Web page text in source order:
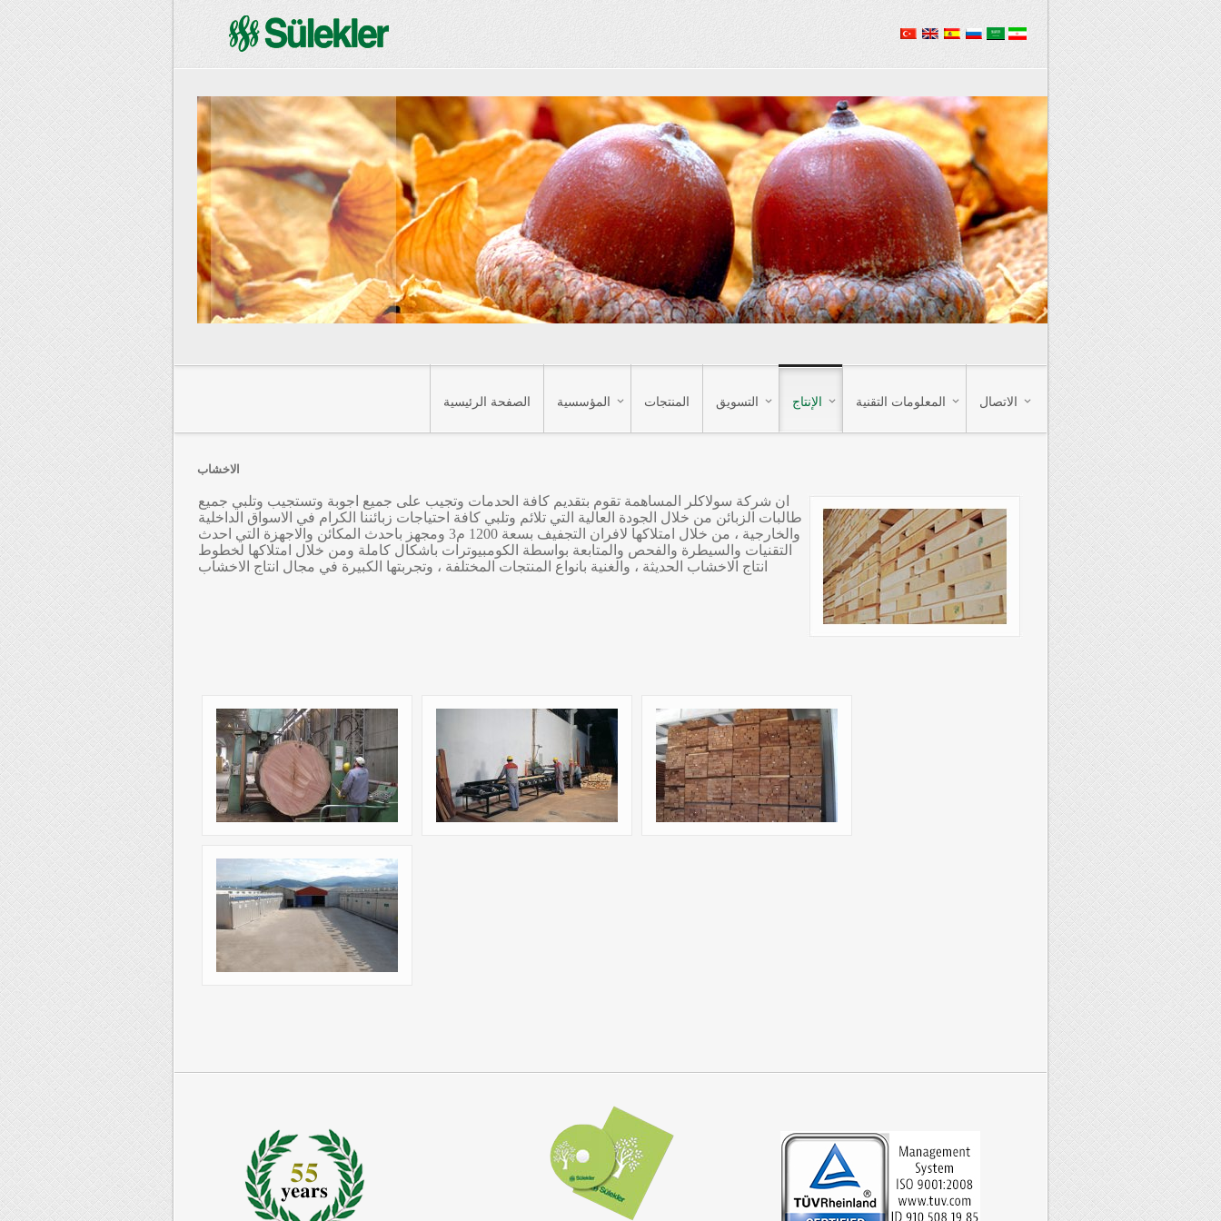
الصفحة الرئيسية المؤسسية المنتجات التسويق الإنتاج المعلومات التقنية الاتصال
الاخشاب
ان شركة سولاكلر المساهمة تقوم بتقديم كافة الحدمات وتجيب على جميع اجوبة وتستجيب وتلبي جميع
طالبات الزبائن من خلال الجودة العالية التي تلائم وتلبي كافة احتياجات زبائننا الكرام في الاسواق الداخلية
والخارجية ، من خلال امتلاكها لافران التجفيف بسعة 1200 م3 ومجهز باحدث المكائن والاجهزة التي احدث
التقنيات والسيطرة والفحص والمتابعة بواسطة الكومبيوترات باشكال كاملة ومن خلال امتلاكها لخطوط
انتاج الاخشاب الحديثة ، والغنية بانواع المنتجات المختلفة ، وتجربتها الكبيرة في مجال انتاج الاخشاب